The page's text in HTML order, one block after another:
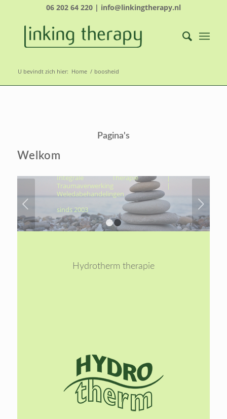
06 202 64 220 | info@linkingtherapy.nl
U bevindt zich hier: Home / boosheid
Pagina's
Welkom
ÉCHT NAAR JOUW
KERN, OM VOLUIT TE
LEVEN
Integrale Therapie |
Traumaverwerking |
Weledabehandelingen
sinds 2003
Volgende
1 2
Hydrotherm therapie
Lees
meer